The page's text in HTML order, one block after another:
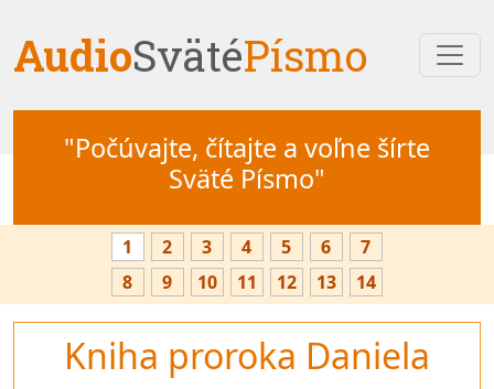
AudioSvätéPísmo
"Počúvajte, čítajte a voľne šírte
Sväté Písmo"
1 2 3 4 5 6
7
8
9 10 11 12 13 14
Kniha proroka Daniela